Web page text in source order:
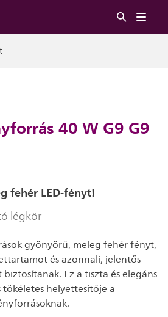
40 W G9 G9
fehér LED-fényt!
légkör
gyönyörű, meleg fehér fényt,
és azonnali, jelentős
Ez a tiszta és elegáns
helyettesítője a